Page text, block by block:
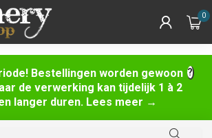
Bestellingen worden gewoon
de verwerking kan tijdelijk 1 à 2
langer duren. Lees meer →
0